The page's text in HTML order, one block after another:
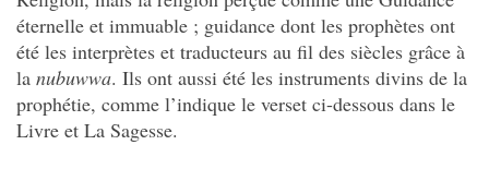
éternelle et immuable ; guidance dont les prophètes ont
été les interprètes et traducteurs au fil des siècles grâce à
la nubuwwa. Ils ont aussi été les instruments divins de la
prophétie, comme l’indique le verset ci-dessous dans le
Livre et La Sagesse.